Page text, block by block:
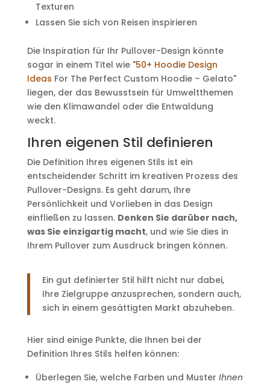
Texturen
Lassen Sie sich von Reisen inspirieren
Die Inspiration für Ihr Pullover-Design könnte
sogar in einem Titel wie "50+ Hoodie Design
Ideas For The Perfect Custom Hoodie – Gelato"
liegen, der das Bewusstsein für Umweltthemen
wie den Klimawandel oder die Entwaldung
weckt.
Ihren eigenen Stil definieren
Die Definition Ihres eigenen Stils ist ein
entscheidender Schritt im kreativen Prozess des
Pullover-Designs. Es geht darum, Ihre
Persönlichkeit und Vorlieben in das Design
einfließen zu lassen. Denken Sie darüber nach,
was Sie einzigartig macht, und wie Sie dies in
Ihrem Pullover zum Ausdruck bringen können.
Ein gut definierter Stil hilft nicht nur dabei,
Ihre Zielgruppe anzusprechen, sondern auch,
sich in einem gesättigten Markt abzuheben.
Hier sind einige Punkte, die Ihnen bei der
Definition Ihres Stils helfen können:
Überlegen Sie, welche Farben und Muster Ihnen